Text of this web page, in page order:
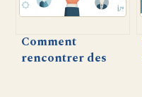
Comment
rencontrer des